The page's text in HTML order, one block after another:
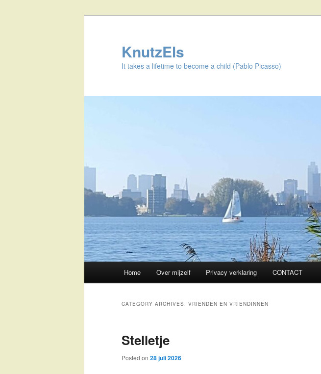
KnutzEls
It takes a lifetime to become a child (Pablo Picasso)
Skip
content
Skip
content
Home Over mijzelf Privacy verklaring CONTACT
CATEGORY ARCHIVES: VRIENDEN EN VRIENDINNEN
Stelletje
Posted on 28 juli 2026